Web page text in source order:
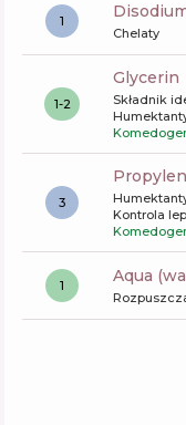
1
Chelaty
1-2
glycerin
Składnik
3
Kontrola
1 aqua